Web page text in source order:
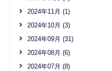
2024年11月 (1)
2024年10月 (3)
2024年09月 (31)
2024年08月 (6)
2024年07月 (8)